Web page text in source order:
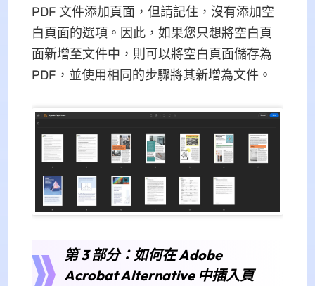
PDF 文件添加頁面，但請記住，沒有添加空
白頁面的選項。因此，如果您只想將空白頁
面新增至文件中，則可以將空白頁面儲存為
PDF，並使用相同的步驟將其新增為文件。
第 3 部分：如何在 Adob​​e
Acrobat Alternative 中插入頁